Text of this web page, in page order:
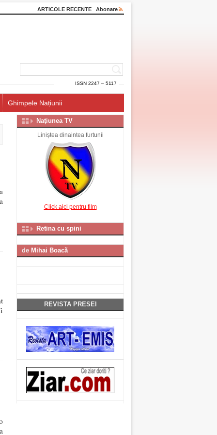
ARTICOLE RECENTE Abonare
ISSN 2247 – 5117
Ghimpele Națiunii
Naţiunea TV
Liniștea dinaintea furtunii
Click aici pentru film
Retina cu spini
de Mihai Boacă
REVISTA PRESEI